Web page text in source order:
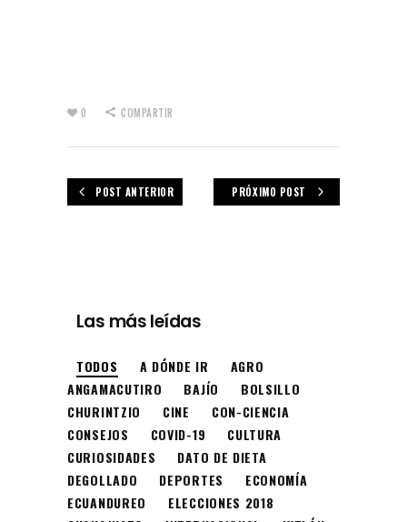
0 COMPARTIR
POST ANTERIOR PRÓXIMO POST
Las más leídas
TODOS A DÓNDE IR
AGRO
ANGAMACUTIRO
BAJÍO
BOLSILLO
CHURINTZIO
CINE
CON-CIENCIA
CONSEJOS
COVID-19
CULTURA
CURIOSIDADES
DATO DE DIETA
DEGOLLADO
DEPORTES
ECONOMÍA
ECUANDUREO
ELECCIONES 2018